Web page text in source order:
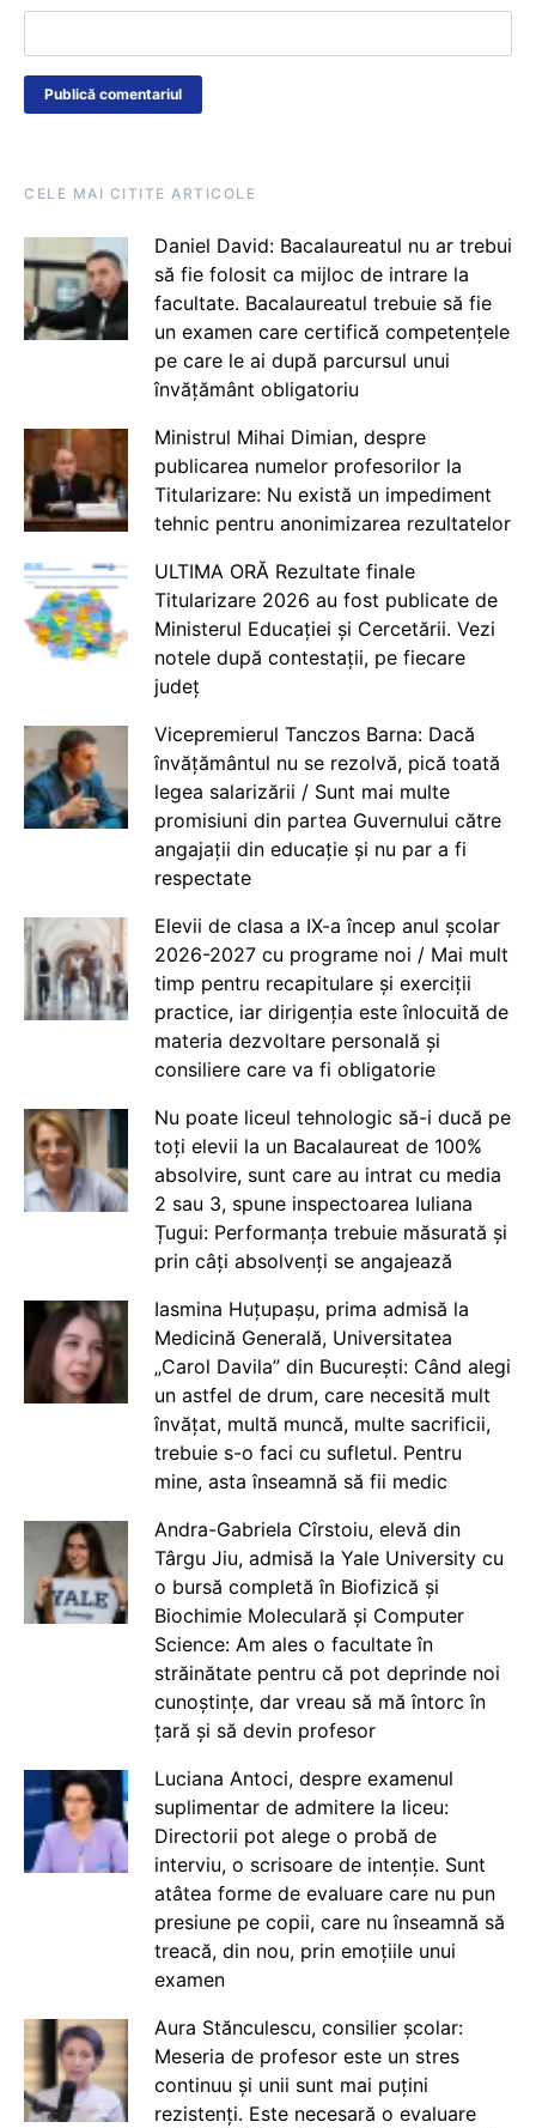
CELE MAI CITITE ARTICOLE
Daniel David: Bacalaureatul nu ar trebui
să fie folosit ca mijloc de intrare la
facultate. Bacalaureatul trebuie să fie
un examen care certifică competențele
pe care le ai după parcursul unui
învățământ obligatoriu
Ministrul Mihai Dimian, despre
publicarea numelor profesorilor la
Titularizare: Nu există un impediment
tehnic pentru anonimizarea rezultatelor
ULTIMA ORĂ Rezultate finale
Titularizare 2026 au fost publicate de
Ministerul Educației și Cercetării. Vezi
notele după contestații, pe fiecare
județ
Vicepremierul Tanczos Barna: Dacă
învățământul nu se rezolvă, pică toată
legea salarizării / Sunt mai multe
promisiuni din partea Guvernului către
angajații din educație și nu par a fi
respectate
Elevii de clasa a IX-a încep anul școlar
2026-2027 cu programe noi / Mai mult
timp pentru recapitulare și exerciții
practice, iar dirigenția este înlocuită de
materia dezvoltare personală și
consiliere care va fi obligatorie
Nu poate liceul tehnologic să-i ducă pe
toți elevii la un Bacalaureat de 100%
absolvire, sunt care au intrat cu media
2 sau 3, spune inspectoarea Iuliana
Țugui: Performanța trebuie măsurată și
prin câți absolvenți se angajează
Iasmina Huțupașu, prima admisă la
Medicină Generală, Universitatea
„Carol Davila” din București: Când alegi
un astfel de drum, care necesită mult
învățat, multă muncă, multe sacrificii,
trebuie s-o faci cu sufletul. Pentru
mine, asta înseamnă să fii medic
Andra-Gabriela Cîrstoiu, elevă din
Târgu Jiu, admisă la Yale University cu
o bursă completă în Biofizică și
Biochimie Moleculară și Computer
Science: Am ales o facultate în
străinătate pentru că pot deprinde noi
cunoștințe, dar vreau să mă întorc în
țară și să devin profesor
Luciana Antoci, despre examenul
suplimentar de admitere la liceu:
Directorii pot alege o probă de
interviu, o scrisoare de intenție. Sunt
atâtea forme de evaluare care nu pun
presiune pe copii, care nu înseamnă să
treacă, din nou, prin emoțiile unui
examen
Aura Stănculescu, consilier școlar:
Meseria de profesor este un stres
continuu și unii sunt mai puțini
rezistenți. Este necesară o evaluare